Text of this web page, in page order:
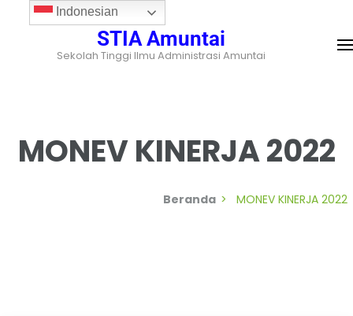
STIA Amuntai
Sekolah Tinggi Ilmu Administrasi Amuntai
MONEV KINERJA 2022
Beranda > MONEV KINERJA 2022
Indonesian